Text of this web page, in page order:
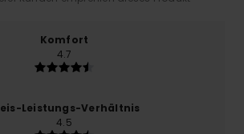
Komfort
4.7
Leistungs-Verhältnis
4.5